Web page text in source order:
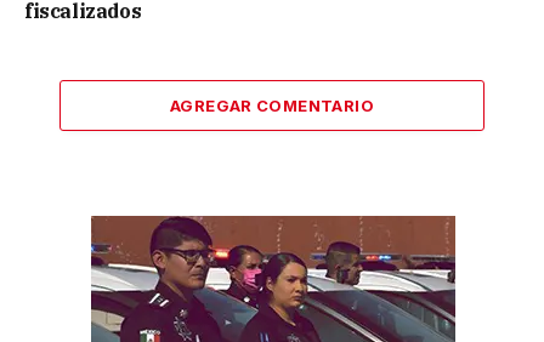
fiscalizados
AGREGAR COMENTARIO